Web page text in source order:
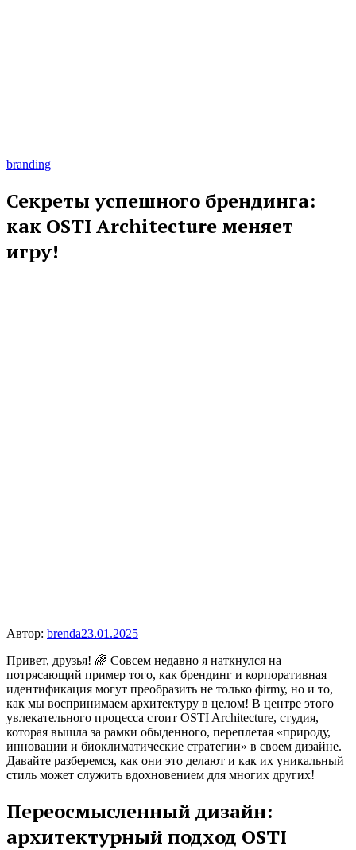
branding
Секреты успешного брендинга:
как OSTI Architecture меняет
игру!
Автор: brenda23.01.2025
Привет, друзья! 🌈 Совсем недавно я наткнулся на
потрясающий пример того, как брендинг и корпоративная
идентификация могут преобразить не только фirmу, но и то,
как мы воспринимаем архитектуру в целом! В центре этого
увлекательного процесса стоит OSTI Architecture, студия,
которая вышла за рамки обыденного, переплетая «природу,
инновации и биоклиматические стратегии» в своем дизайне.
Давайте разберемся, как они это делают и как их уникальный
стиль может служить вдохновением для многих других!
Переосмысленный дизайн:
архитектурный подход OSTI